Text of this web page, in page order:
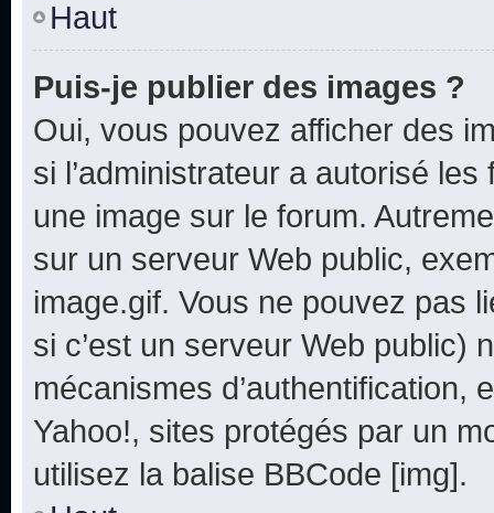
Haut
Puis-je publier des images ?
Oui, vous pouvez afficher des
si l’administrateur a autorisé
une image sur le forum.
sur un serveur Web public,
image.gif. Vous ne pouvez pas
si c’est un serveur Web public)
mécanismes d’authentification,
Yahoo!, sites protégés par un
utilisez la balise BBCode [img].